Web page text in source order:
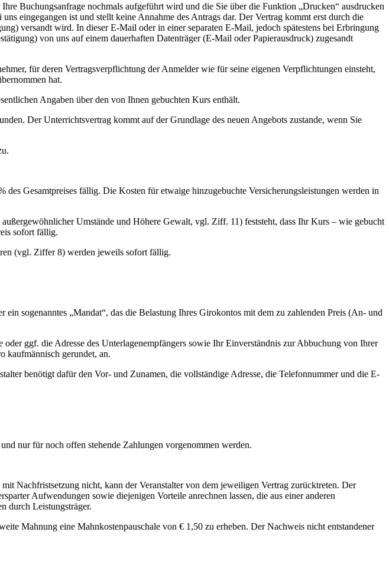
Buchungsanfrage nochmals aufgeführt wird und die Sie über die Funktion „Drucken“ ausdrucken
eingegangen ist und stellt keine Annahme des Antrags dar. Der Vertrag kommt erst durch die
versandt wird. In dieser E-Mail oder in einer separaten E-Mail, jedoch spätestens bei Erbringung
von uns auf einem dauerhaften Datenträger (E-Mail oder Papierausdruck) zugesandt
für deren Vertragsverpflichtung der Anmelder wie für seine eigenen Verpflichtungen einsteht,
hat.
Angaben über den von Ihnen gebuchten Kurs enthält.
Der Unterrichtsvertrag kommt auf der Grundlage des neuen Angebots zustande, wenn Sie
des Gesamtpreises fällig. Die Kosten für etwaige hinzugebuchte Versicherungsleistungen werden in
Umstände und Höhere Gewalt, vgl. Ziff. 11) feststeht, dass Ihr Kurs – wie gebucht
sofort fällig.
(vgl. Ziffer 8) werden jeweils sofort fällig.
sogenanntes „Mandat“, das die Belastung Ihres Girokontos mit dem zu zahlenden Preis (An- und
ggf. die Adresse des Unterlagenempfängers sowie Ihr Einverständnis zur Abbuchung von Ihrer
kaufmännisch gerundet, an.
benötigt dafür den Vor- und Zunamen, die vollständige Adresse, die Telefonnummer und die E-
nur für noch offen stehende Zahlungen vorgenommen werden.
Nachfristsetzung nicht, kann der Veranstalter von dem jeweiligen Vertrag zurücktreten. Der
Aufwendungen sowie diejenigen Vorteile anrechnen lassen, die aus einer anderen
durch Leistungsträger.
Mahnung eine Mahnkostenpauschale von € 1,50 zu erheben. Der Nachweis nicht entstandener